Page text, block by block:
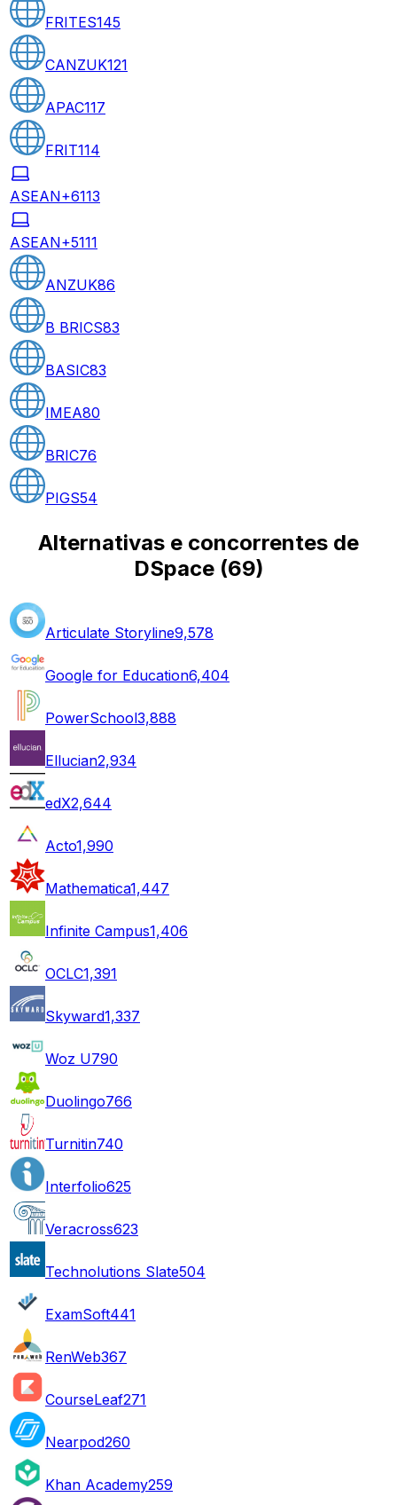
FRITES145
CANZUK121
APAC117
FRIT114
ASEAN+6113
ASEAN+5111
ANZUK86
B BRICS83
BASIC83
IMEA80
BRIC76
PIGS54
Alternativas e concorrentes de
DSpace(69)
Articulate Storyline9,578
Google for Education6,404
PowerSchool3,888
Ellucian2,934
edX2,644
Acto1,990
Mathematica1,447
Infinite Campus1,406
OCLC1,391
Skyward1,337
Woz U790
Duolingo766
Turnitin740
Interfolio625
Veracross623
Technolutions Slate504
ExamSoft441
RenWeb367
CourseLeaf271
Nearpod260
Khan Academy259